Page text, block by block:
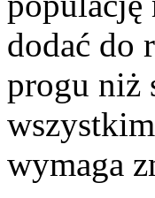
dodać do
progu niż
wymaga